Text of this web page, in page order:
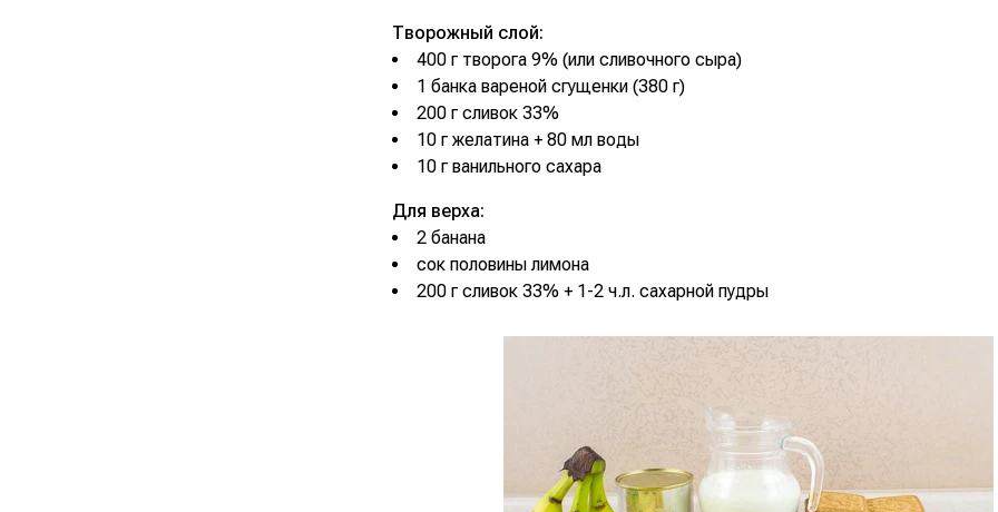
Творожный слой:
400 г творога 9% (или сливочного сыра)
1 банка вареной сгущенки (380 г)
200 г сливок 33%
10 г желатина + 80 мл воды
10 г ванильного сахара
Для верха:
2 банана
сок половины лимона
200 г сливок 33% + 1-2 ч.л. сахарной пудры